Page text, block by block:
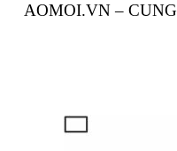
AOMOI.VN –